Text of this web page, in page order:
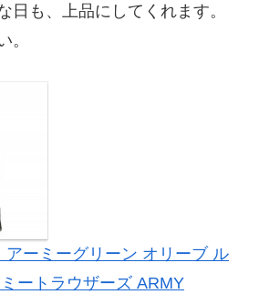
日も、上品にしてくれます。
。
アーミーグリーン オリーブ ル
ートラウザーズ ARMY